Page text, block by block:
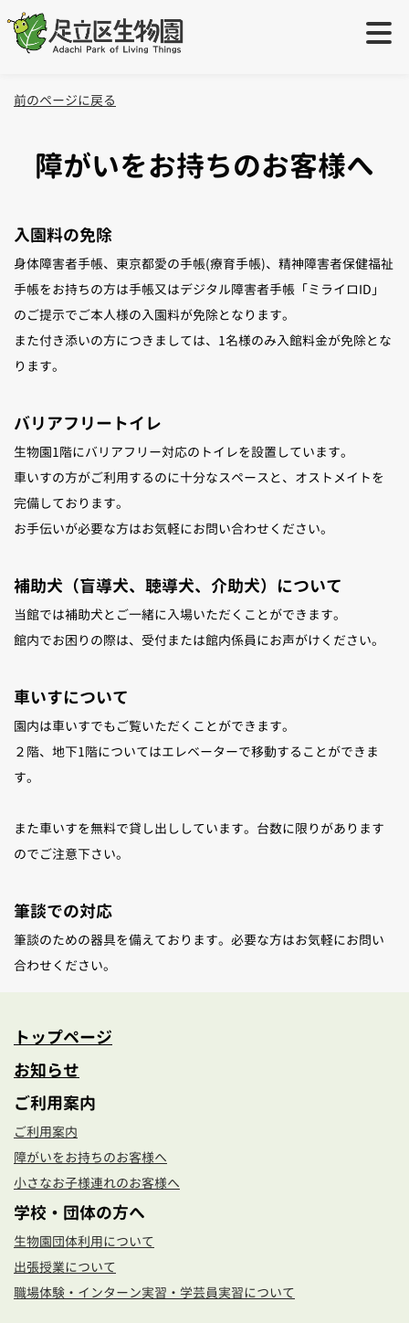
ご利用案内
入園料
障がいをお持ちのお客様へ
小さなお子様連れのお客さまへ
学校・団体の方へ
出張授業について
職場体験・インターン実習・学芸員実習について
園内展示（園内マップ）
生物園の生きもの
取り組み ＋
活動サポーター
調査・研究・受賞
オンラインショップ
お問い合わせ
前のページに戻る
障がいをお持ちのお客様へ
入園料の免除
身体障害者手帳、東京都愛の手帳(療育手帳)、精神障害者保健福祉
手帳をお持ちの方は手帳又はデジタル障害者手帳「ミライロID」
のご提示でご本人様の入園料が免除となります。
また付き添いの方につきましては、1名様のみ入館料金が免除とな
ります。
バリアフリートイレ
生物園1階にバリアフリー対応のトイレを設置しています。
車いすの方がご利用するのに十分なスペースと、オストメイトを
完備しております。
お手伝いが必要な方はお気軽にお問い合わせください。
補助犬（盲導犬、聴導犬、介助犬）について
当館では補助犬とご一緒に入場いただくことができます。
館内でお困りの際は、受付または館内係員にお声がけください。
車いすについて
園内は車いすでもご覧いただくことができます。
２階、地下1階についてはエレベーターで移動することができま
す。
また車いすを無料で貸し出ししています。台数に限りがあります
のでご注意下さい。
筆談での対応
筆談のための器具を備えております。必要な方はお気軽にお問い
合わせください。
トップページ
お知らせ
ご利用案内
ご利用案内
障がいをお持ちのお客様へ
小さなお子様連れのお客様へ
学校・団体の方へ
生物園団体利用について
出張授業について
職場体験・インターン実習・学芸員実習について